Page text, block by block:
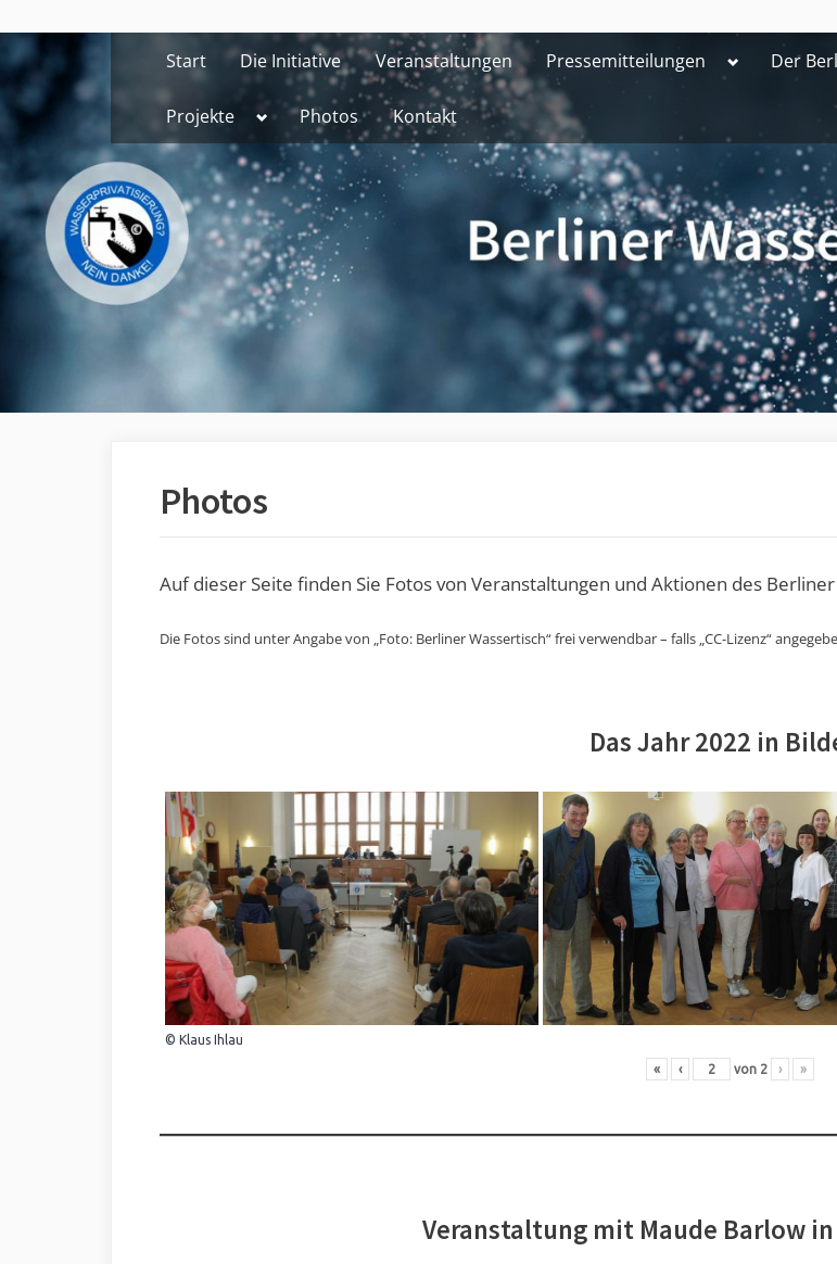
to
content
Start Die Initiative Veranstaltungen Pressemitteilungen ToggleDer
Projekte Toggle
menu
Photos Kontakt
Photos
Auf dieser Seite finden Sie Fotos von Veranstaltungen und Aktionen des
Die Fotos sind unter Angabe von „Foto: Berliner Wassertisch“ frei verwendbar – falls „CC-Lizenz“
Das Jahr 2022 in
© Klaus Ihlau
« ‹ von 2 › »
Veranstaltung mit Maude Barlow in